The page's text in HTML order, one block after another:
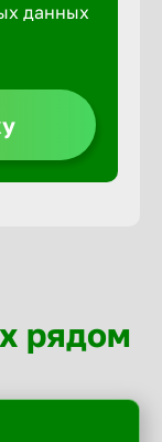
данных
рядом